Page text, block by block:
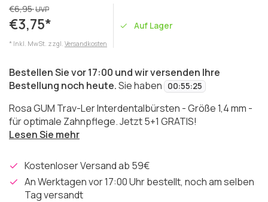
€6,95UVP
€3,75*
* Inkl. MwSt. zzgl. Versandkosten
Auf Lager
Bestellen Sie vor 17:00 und wir versenden Ihre
Bestellung noch heute.Sie haben 00:55:25
Rosa GUM Trav-Ler Interdentalbürsten - Größe 1,4 mm -
für optimale Zahnpflege. Jetzt 5+1 GRATIS!
Lesen Sie mehr
Kostenloser Versand ab 59€
An Werktagen vor 17:00 Uhr bestellt, noch am selben
Tag versandt